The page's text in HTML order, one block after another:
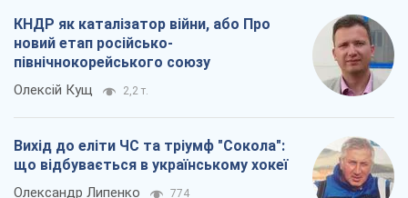
КНДР як каталізатор війни, або Про
новий етап російсько-
північнокорейського союзу
Олексій Кущ 2,2 т.
Вихід до еліти ЧС та тріумф "Сокола":
що відбувається в українському хокеї
Олександр Липенко 774